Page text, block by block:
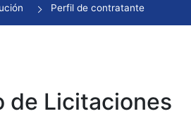
Perfil de contratante
de Licitaciones